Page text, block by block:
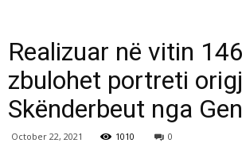
Realizuar në vitin
zbulohet portreti
Skënderbeut nga
October 22, 2021 1010 0